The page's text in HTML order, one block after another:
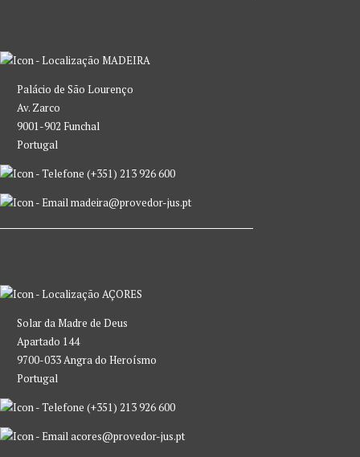
MADEIRA
Palácio de São Lourenço
Av. Zarco
9001-902 Funchal
Portugal
(+351) 213 926 600
madeira@provedor-jus.pt
AÇORES
Solar da Madre de Deus
Apartado 144
9700-033 Angra do Heroísmo
Portugal
(+351) 213 926 600
acores@provedor-jus.pt